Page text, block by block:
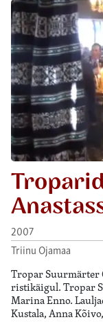
2007
Triinu Ojamaa
Tropar Suurmärter
ristikäigul. Tropar
Marina Enno.
Kustala, Anna